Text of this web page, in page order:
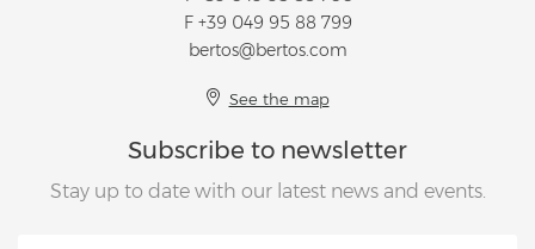
F +39 049 95 88 799
bertos@bertos.com
See the map
Subscribe to newsletter
Stay up to date with our latest news and events.